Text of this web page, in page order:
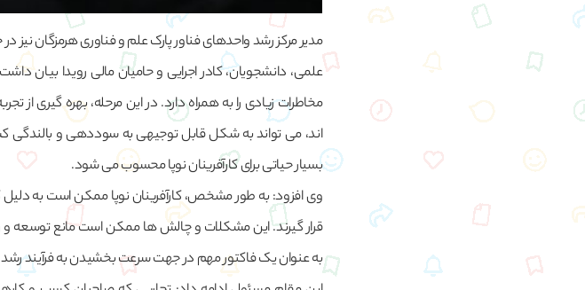
مدیر مرکز رشد واحدهای فناور پارک علم و فناوری هرمزگان نیز
علمی، دانشجویان، کادر اجرایی و حامیان مالی رویدا
مخاطرات زیادی را به همراه دارد. در این مرحله، بهره گیری از
اند، می تواند به شکل قابل توجیهی به سوددهی و
بسیار حیاتی برای کارآفرینان نوپا محسوب می شود.
وی افزود: به طور مشخص، کارآفرینان نوپا ممکن است به
قرار گیرند. این مشکلات و چالش ها ممکن است مانع توسعه و
به عنوان یک فاکتور مهم در جهت سرعت بخشیدن به فرآیند